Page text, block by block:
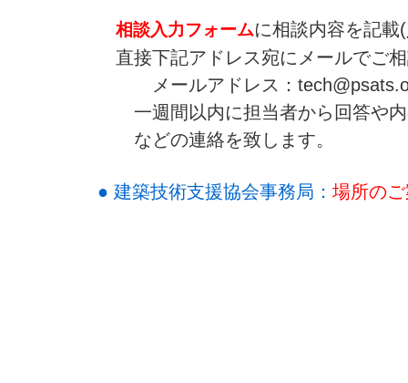
相談入力フォームに相談内容を記載
直接下記アドレス宛にメールでご
メールアドレス：
一週間以内に担当者から回答や内
などの連絡を致します。
● 建築技術支援協会事務局： 場所の